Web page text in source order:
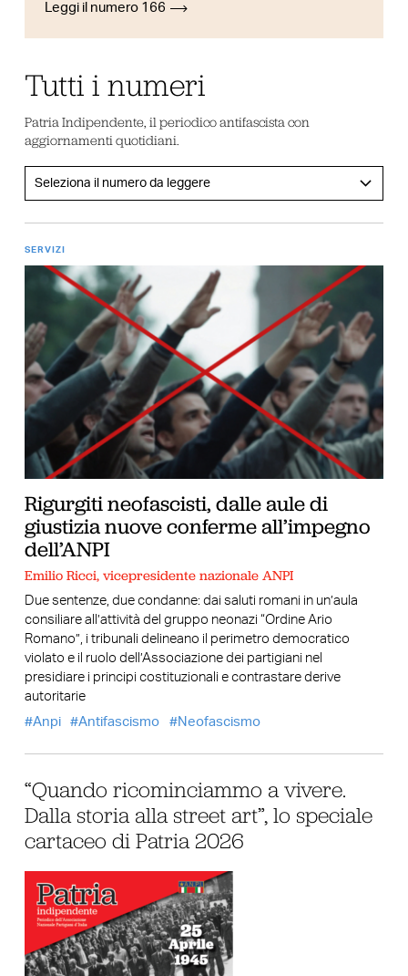
Leggi il numero 166
Tutti i numeri
Patria Indipendente, il periodico antifascista con
aggiornamenti quotidiani.
SERVIZI
Rigurgiti neofascisti, dalle aule di
giustizia nuove conferme all’impegno
dell’ANPI
Emilio Ricci, vicepresidente nazionale ANPI
Due sentenze, due condanne: dai saluti romani in un’aula
consiliare all’attività del gruppo neonazi “Ordine Ario
Romano”, i tribunali delineano il perimetro democratico
violato e il ruolo dell’Associazione dei partigiani nel
presidiare i principi costituzionali e contrastare derive
autoritarie
Anpi
Antifascismo Neofascismo
“Quando ricominciammo a vivere.
Dalla storia alla street art”, lo speciale
cartaceo di Patria 2026